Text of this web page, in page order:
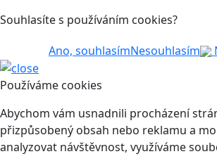
Souhlasíte s používáním cookies?
Ano, souhlasímNesouhlasím
Používáme cookies
Abychom vám usnadnili procházení
přizpůsobený obsah nebo reklamu a
analyzovat návštěvnost, využíváme